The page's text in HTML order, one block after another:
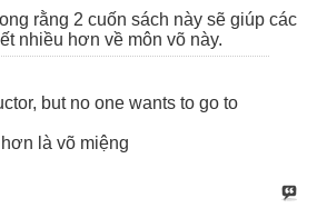
rằng 2 cuốn sách này sẽ giúp các
nhiều hơn về môn võ này.
but no one wants to go to
là võ miệng